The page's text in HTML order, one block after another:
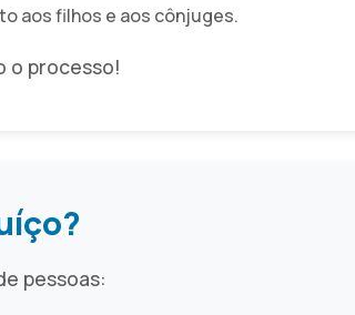
aos filhos e aos cônjuges.
o processo!
pessoas: